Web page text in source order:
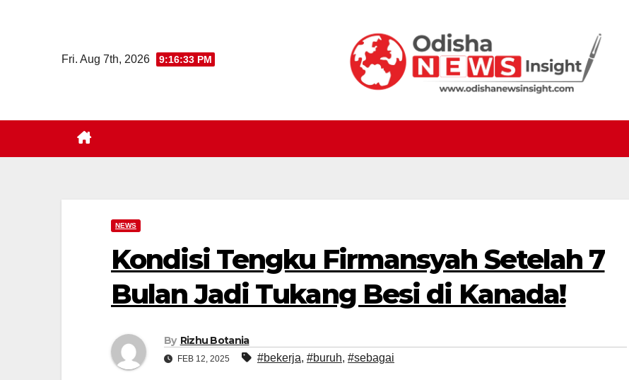
Fri. Aug 7th, 2026 9:16:34 PM
NEWS
Kondisi Tengku Firmansyah Setelah 7
Bulan Jadi Tukang Besi di Kanada!
By Rizhu Botania
FEB 12, 2025 #bekerja, #buruh, #sebagai